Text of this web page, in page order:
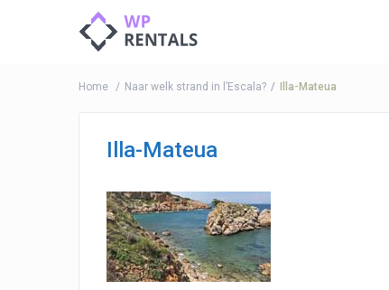
Home Naar welk strand in l’Escala? Illa-Mateua
Illa-Mateua